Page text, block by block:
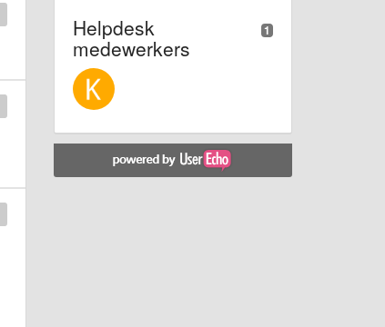
1
Helpdesk
medewerkers